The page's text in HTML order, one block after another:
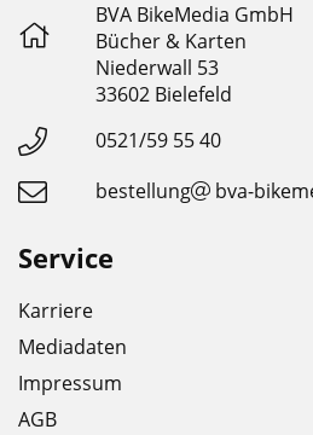
BVA BikeMedia GmbH
Bücher & Karten
Niederwall 53
33602 Bielefeld
0521/59 55 40
bestellung
bva-
Service
Karriere
Mediadaten
Impressum
AGB